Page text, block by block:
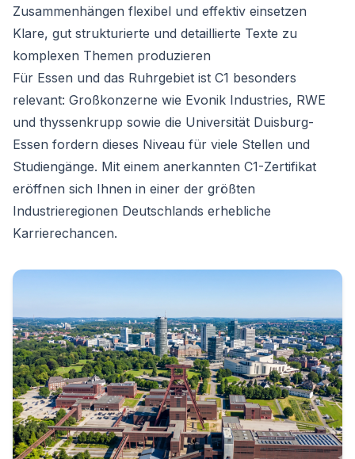
Zusammenhängen flexibel und effektiv einsetzen
Klare, gut strukturierte und detaillierte Texte zu
komplexen Themen produzieren
Für Essen und das Ruhrgebiet ist C1 besonders
relevant: Großkonzerne wie Evonik Industries, RWE
und thyssenkrupp sowie die Universität Duisburg-
Essen fordern dieses Niveau für viele Stellen und
Studiengänge. Mit einem anerkannten C1-Zertifikat
eröffnen sich Ihnen in einer der größten
Industrieregionen Deutschlands erhebliche
Karrierechancen.